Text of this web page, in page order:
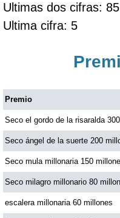
Ultimas dos cifras: 85
Ultima cifra: 5
Premio
Seco el gordo de la risaralda
Seco ángel de la suerte 200
Seco mula millonaria 150
Seco milagro millonario 80
escalera millonaria 60 millones